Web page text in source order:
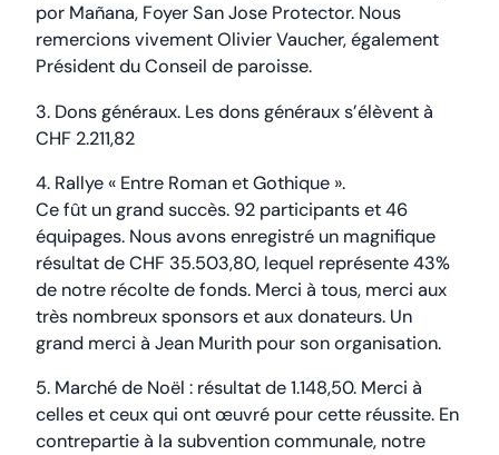
por Mañana, Foyer San Jose Protector. Nous
remercions vivement Olivier Vaucher, également
Président du Conseil de paroisse.
3. Dons généraux. Les dons généraux s’élèvent à
CHF 2.211,82
4. Rallye « Entre Roman et Gothique ».
Ce fût un grand succès. 92 participants et 46
équipages. Nous avons enregistré un magnifique
résultat de CHF 35.503,80, lequel représente 43%
de notre récolte de fonds. Merci à tous, merci aux
très nombreux sponsors et aux donateurs. Un
grand merci à Jean Murith pour son organisation.
5. Marché de Noël : résultat de 1.148,50. Merci à
celles et ceux qui ont œuvré pour cette réussite. En
contrepartie à la subvention communale, notre